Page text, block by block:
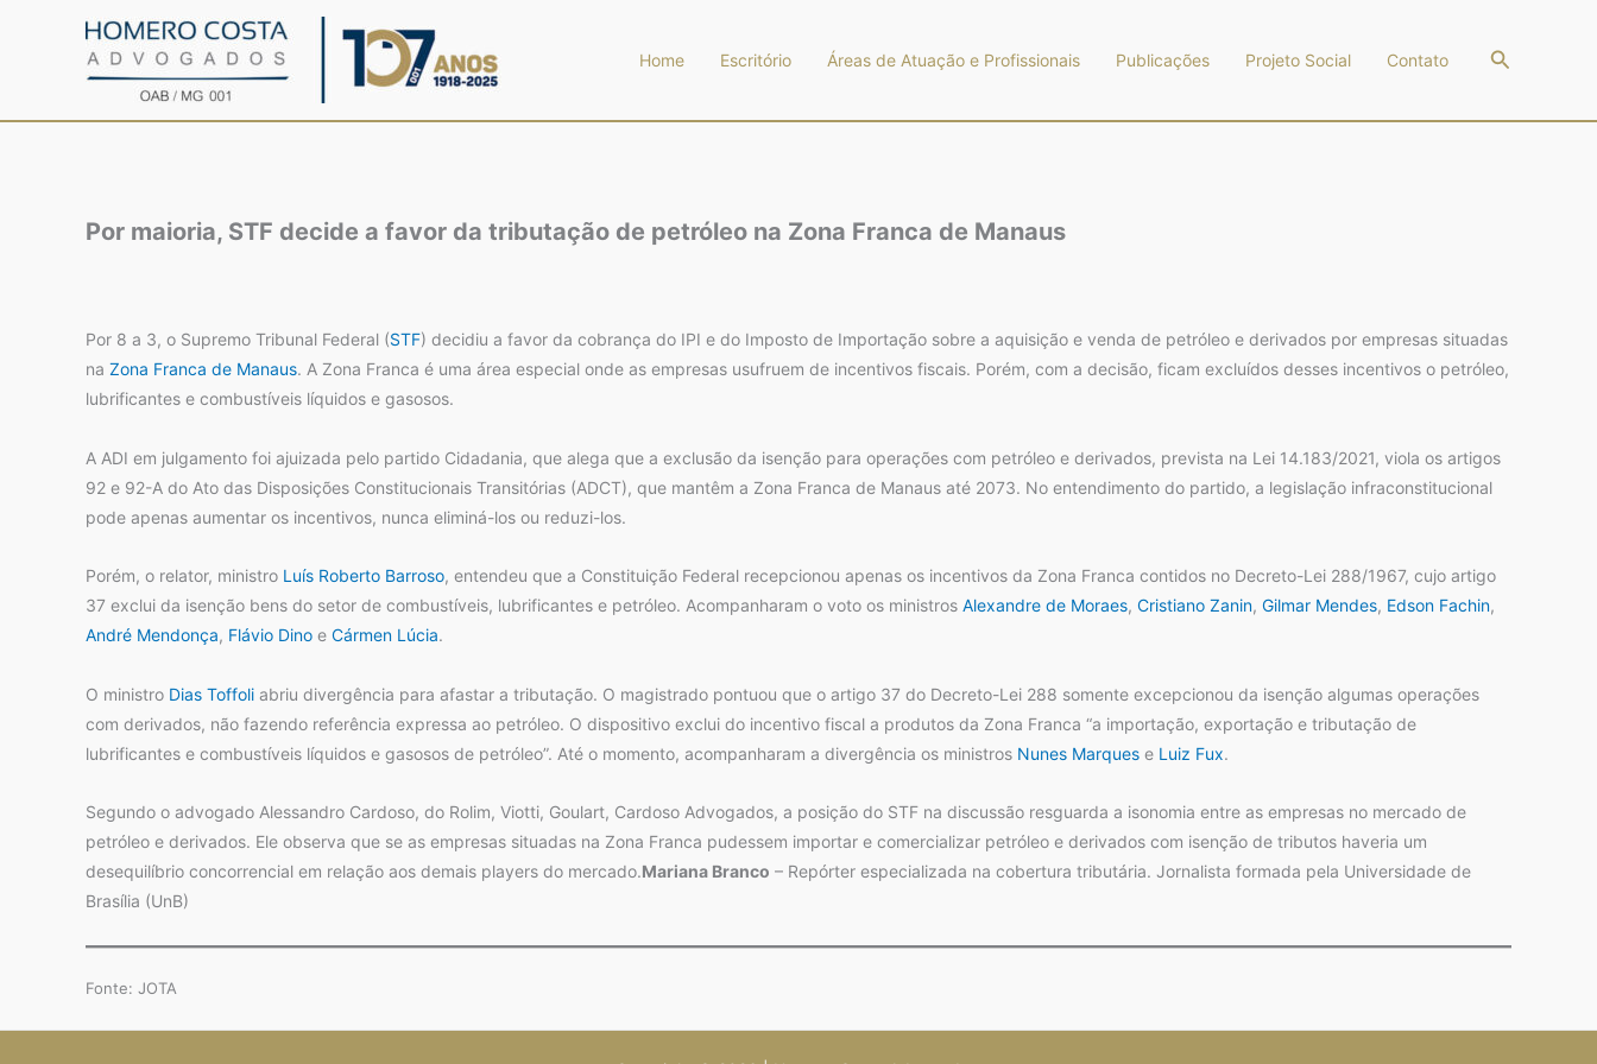
Home Escritório Áreas de Atuação e Profissionais Publicações Projeto Social Contato Pesquisar
Por maioria, STF decide a favor da tributação de petróleo na Zona Franca de Manaus
Por 8 a 3, o Supremo Tribunal Federal (STF) decidiu a favor da cobrança do IPI e do Imposto de Importação sobre a aquisição e venda de petróleo e derivados por empresas situadas
na Zona Franca de Manaus. A Zona Franca é uma área especial onde as empresas usufruem de incentivos fiscais. Porém, com a decisão, ficam excluídos desses incentivos o petróleo,
lubrificantes e combustíveis líquidos e gasosos.
A ADI em julgamento foi ajuizada pelo partido Cidadania, que alega que a exclusão da isenção para operações com petróleo e derivados, prevista na Lei 14.183/2021, viola os artigos
92 e 92-A do Ato das Disposições Constitucionais Transitórias (ADCT), que mantêm a Zona Franca de Manaus até 2073. No entendimento do partido, a legislação infraconstitucional
pode apenas aumentar os incentivos, nunca eliminá-los ou reduzi-los.
Porém, o relator, ministro Luís Roberto Barroso, entendeu que a Constituição Federal recepcionou apenas os incentivos da Zona Franca contidos no Decreto-Lei 288/1967, cujo artigo
37 exclui da isenção bens do setor de combustíveis, lubrificantes e petróleo. Acompanharam o voto os ministros Alexandre de Moraes, Cristiano Zanin, Gilmar Mendes, Edson Fachin,
André Mendonça, Flávio Dino e Cármen Lúcia.
O ministro Dias Toffoli abriu divergência para afastar a tributação. O magistrado pontuou que o artigo 37 do Decreto-Lei 288 somente excepcionou da isenção algumas operações
com derivados, não fazendo referência expressa ao petróleo. O dispositivo exclui do incentivo fiscal a produtos da Zona Franca “a importação, exportação e tributação de
lubrificantes e combustíveis líquidos e gasosos de petróleo”. Até o momento, acompanharam a divergência os ministros Nunes Marques e Luiz Fux.
Segundo o advogado Alessandro Cardoso, do Rolim, Viotti, Goulart, Cardoso Advogados, a posição do STF na discussão resguarda a isonomia entre as empresas no mercado de
petróleo e derivados. Ele observa que se as empresas situadas na Zona Franca pudessem importar e comercializar petróleo e derivados com isenção de tributos haveria um
desequilíbrio concorrencial em relação aos demais players do mercado.Mariana Branco – Repórter especializada na cobertura tributária. Jornalista formada pela Universidade de
Brasília (UnB)
Fonte: JOTA